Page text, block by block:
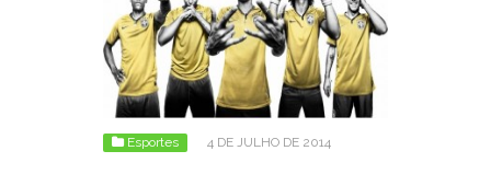
Esportes 4 DE JULHO DE 2014